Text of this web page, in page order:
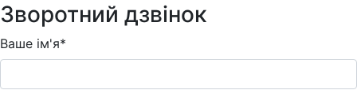
Зворотний дзвінок
Ваше ім'я*